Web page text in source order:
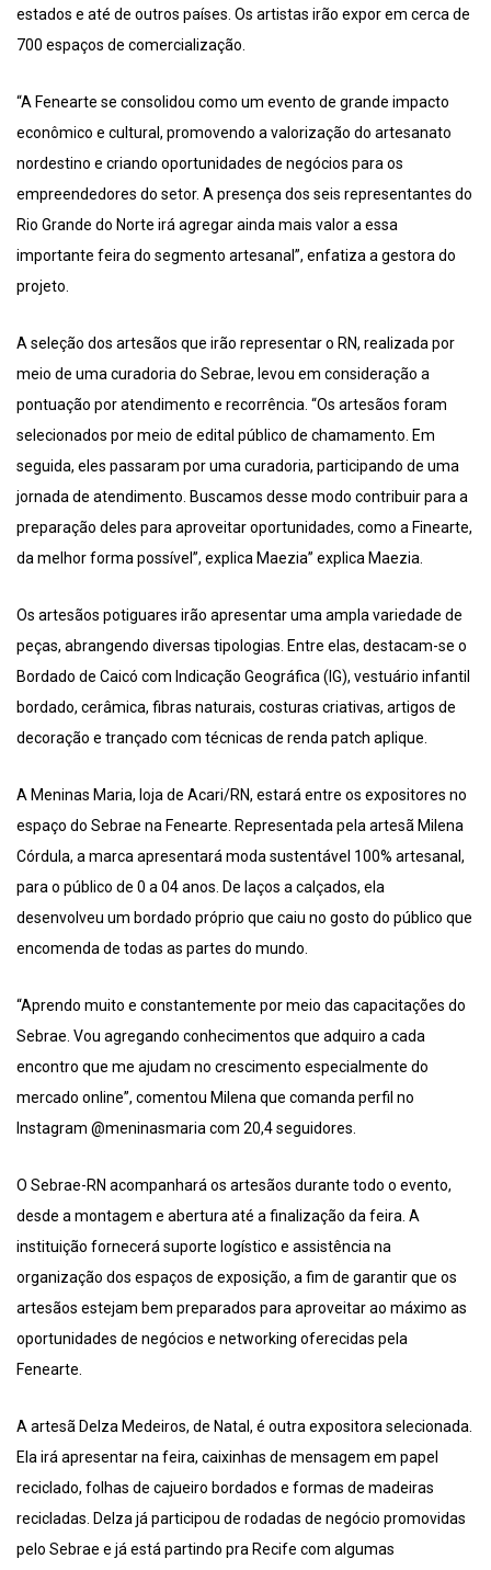
estados e até de outros países. Os artistas irão expor em cerca de
700 espaços de comercialização.
“A Fenearte se consolidou como um evento de grande impacto
econômico e cultural, promovendo a valorização do artesanato
nordestino e criando oportunidades de negócios para os
empreendedores do setor. A presença dos seis representantes do
Rio Grande do Norte irá agregar ainda mais valor a essa
importante feira do segmento artesanal”, enfatiza a gestora do
projeto.
A seleção dos artesãos que irão representar o RN, realizada por
meio de uma curadoria do Sebrae, levou em consideração a
pontuação por atendimento e recorrência. “Os artesãos foram
selecionados por meio de edital público de chamamento. Em
seguida, eles passaram por uma curadoria, participando de uma
jornada de atendimento. Buscamos desse modo contribuir para a
preparação deles para aproveitar oportunidades, como a Finearte,
da melhor forma possível”, explica Maezia” explica Maezia.
Os artesãos potiguares irão apresentar uma ampla variedade de
peças, abrangendo diversas tipologias. Entre elas, destacam-se o
Bordado de Caicó com Indicação Geográfica (IG), vestuário infantil
bordado, cerâmica, fibras naturais, costuras criativas, artigos de
decoração e trançado com técnicas de renda patch aplique.
A Meninas Maria, loja de Acari/RN, estará entre os expositores no
espaço do Sebrae na Fenearte. Representada pela artesã Milena
Córdula, a marca apresentará moda sustentável 100% artesanal,
para o público de 0 a 04 anos. De laços a calçados, ela
desenvolveu um bordado próprio que caiu no gosto do público que
encomenda de todas as partes do mundo.
“Aprendo muito e constantemente por meio das capacitações do
Sebrae. Vou agregando conhecimentos que adquiro a cada
encontro que me ajudam no crescimento especialmente do
mercado online”, comentou Milena que comanda perfil no
Instagram @meninasmaria com 20,4 seguidores.
O Sebrae-RN acompanhará os artesãos durante todo o evento,
desde a montagem e abertura até a finalização da feira. A
instituição fornecerá suporte logístico e assistência na
organização dos espaços de exposição, a fim de garantir que os
artesãos estejam bem preparados para aproveitar ao máximo as
oportunidades de negócios e networking oferecidas pela
Fenearte.
A artesã Delza Medeiros, de Natal, é outra expositora selecionada.
Ela irá apresentar na feira, caixinhas de mensagem em papel
reciclado, folhas de cajueiro bordados e formas de madeiras
recicladas. Delza já participou de rodadas de negócio promovidas
pelo Sebrae e já está partindo pra Recife com algumas